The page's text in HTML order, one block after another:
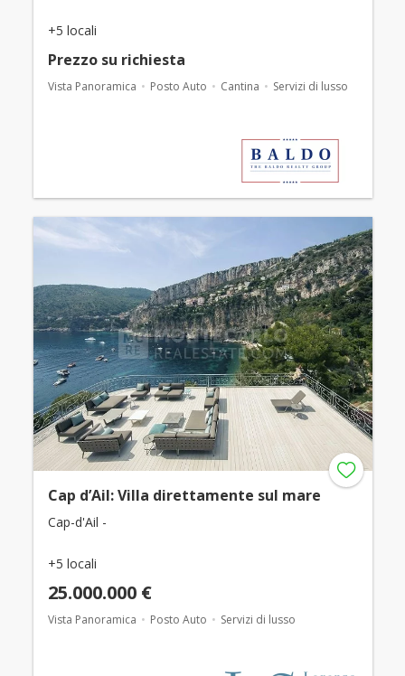
+5 locali
Prezzo su richiesta
Vista Panoramica Posto Auto Cantina Servizi di lusso
Cap d’Ail: Villa direttamente sul mare
Cap-d'Ail -
+5 locali
25.000.000 €
Vista Panoramica Posto Auto Servizi di lusso